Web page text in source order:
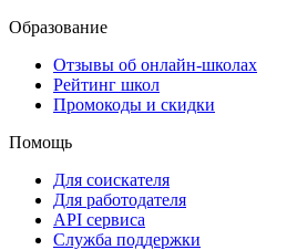
Образование
Отзывы об онлайн-школах
Рейтинг школ
Промокоды и скидки
Помощь
Для соискателя
Для работодателя
API сервиса
Служба поддержки